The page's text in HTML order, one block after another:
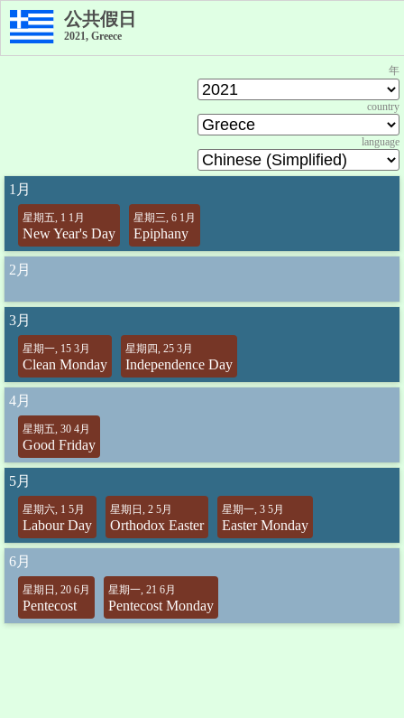
公共假日
2021, Greece
年
country
language
1月
星期五, 1 1月
New Year's Day
星期三, 6 1月
Epiphany
2月
3月
星期一, 15 3月
Clean Monday
星期四, 25 3月
Independence Day
4月
星期五, 30 4月
Good Friday
5月
星期六, 1 5月
Labour Day
星期日, 2 5月
Orthodox Easter
星期一, 3 5月
Easter Monday
6月
星期日, 20 6月
Pentecost
星期一, 21 6月
Pentecost Monday